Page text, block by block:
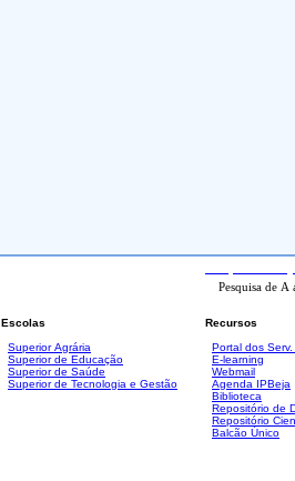
Escolas
Superior Agrária
Superior de Educação
Superior de Saúde
Superior de Tecnologia e Gestão
Recursos
Portal dos
E-learning
Webmail
Agenda IPBeja
Biblioteca
Repositório de
Repositório
Balcão Único